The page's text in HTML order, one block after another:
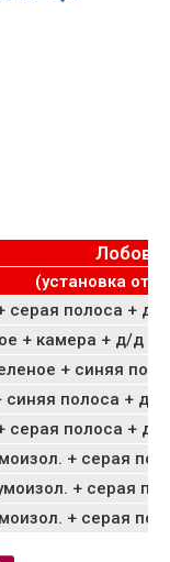
(установка от
серая полоса + д/
+ камера + д/д+
+ синяя
синяя полоса +
серая полоса + д/д
+ серая
+ серая
+ серая